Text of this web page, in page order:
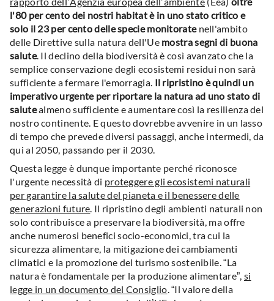
l'80 per cento dei nostri habitat è in uno stato critico e
solo il 23 per cento delle specie monitoratenell'ambito
delle Direttive sulla natura dell'Ue mostra segni di buona
salute. Il declino della biodiversità è così avanzato che la
semplice conservazione degli ecosistemi residui non sarà
sufficiente a fermare l'emorragia. Il ripristino è quindi un
imperativo urgente per riportare la natura ad uno stato di
salutealmeno sufficiente e aumentare così la resilienza del
nostro continente. E questo dovrebbe avvenire in un lasso
di tempo che prevede diversi passaggi, anche intermedi, da
qui al 2050, passando per il 2030.
Questa legge è dunque importante perché riconosce
l'urgente necessità di proteggere gli ecosistemi naturali
per garantire la salute del pianeta e il benessere delle
generazioni future. Il ripristino degli ambienti naturali non
solo contribuisce a preservare la biodiversità, ma offre
anche numerosi benefici socio-economici, tra cui la
sicurezza alimentare, la mitigazione dei cambiamenti
climatici e la promozione del turismo sostenibile. “La
natura è fondamentale per la produzione alimentare”, si
legge in un documento del Consiglio. “Il valore della